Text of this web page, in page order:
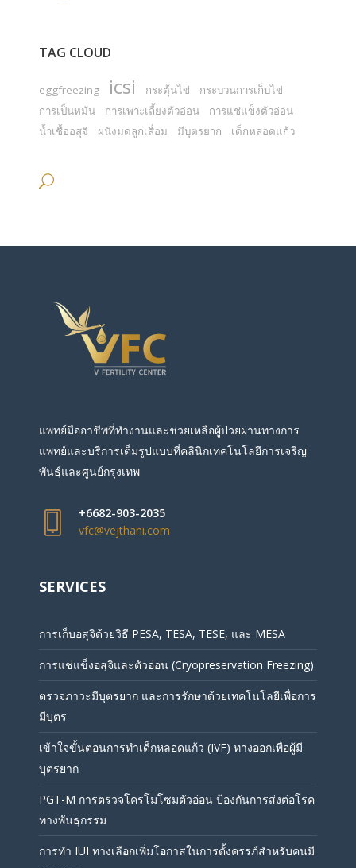
TAG CLOUD
eggfreezing icsi กระตุ้นไข่
กระบวนการเก็บไข่
การเป็นหมัน
การเพาะเลี้ยงตัวอ่อน
การแช่แข็งตัวอ่อน
น้ำเชื้ออสุจิ
ผนังมดลูกเสื่อม มีบุตรยาก เด็กหลอดแก้ว
แพทย์มืออาชีพที่ทำงานและช่วยเหลือผู้ป่วยผ่านทางการ
แพทย์และบริการเต็มรูปแบบที่คลินิกเทคโนโลยีการเจริญ
พันธุ์และศูนย์กรุงเทพ
+6682-903-2035
vfc@vejthani.com
SERVICES
การเก็บอสุจิด้วยวิธี PESA, TESA, TESE, และ MESA
การแช่แข็งอสุจิและตัวอ่อน (Cryopreservation Freezing)
ตรวจภาวะมีบุตรยาก และการรักษาด้วยเทคโนโลยีเพื่อการ
มีบุตร
เข้าใจขั้นตอนการทำเด็กหลอดแก้ว (IVF) ทางออกเพื่อผู้มี
บุตรยาก
PGT-M การตรวจโครโมโซมตัวอ่อน ป้องกันการส่งต่อโรค
ทางพันธุกรรม
การทำ IUI ทางเลือกเพิ่มโอกาสในการตั้งครรภ์สำหรับคนมี